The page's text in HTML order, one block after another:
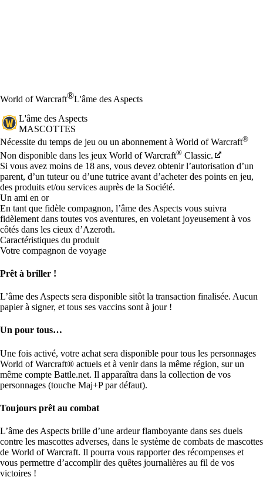
World of Warcraft®L'âme des Aspects
L'âme des Aspects
MASCOTTES
Prix
Available actions
Nécessite du temps de jeu ou un abonnement à World of Warcraft®
Non disponible dans les jeux World of Warcraft® Classic.
Si vous avez moins de 18 ans, vous devez obtenir l’autorisation d’un
parent, d’un tuteur ou d’une tutrice avant d’acheter des points en jeu,
des produits et/ou services auprès de la Société.
Un ami en or
En tant que fidèle compagnon, l’âme des Aspects vous suivra
fidèlement dans toutes vos aventures, en voletant joyeusement à vos
côtés dans les cieux d’Azeroth.
Caractéristiques du produit
Votre compagnon de voyage
Prêt à briller !
L’âme des Aspects sera disponible sitôt la transaction finalisée. Aucun
papier à signer, et tous ses vaccins sont à jour !
Un pour tous…
Une fois activé, votre achat sera disponible pour tous les personnages
World of Warcraft® actuels et à venir dans la même région, sur un
même compte Battle.net. Il apparaîtra dans la collection de vos
personnages (touche Maj+P par défaut).
Toujours prêt au combat
L’âme des Aspects brille d’une ardeur flamboyante dans ses duels
contre les mascottes adverses, dans le système de combats de mascottes
de World of Warcraft. Il pourra vous rapporter des récompenses et
vous permettre d’accomplir des quêtes journalières au fil de vos
victoires !